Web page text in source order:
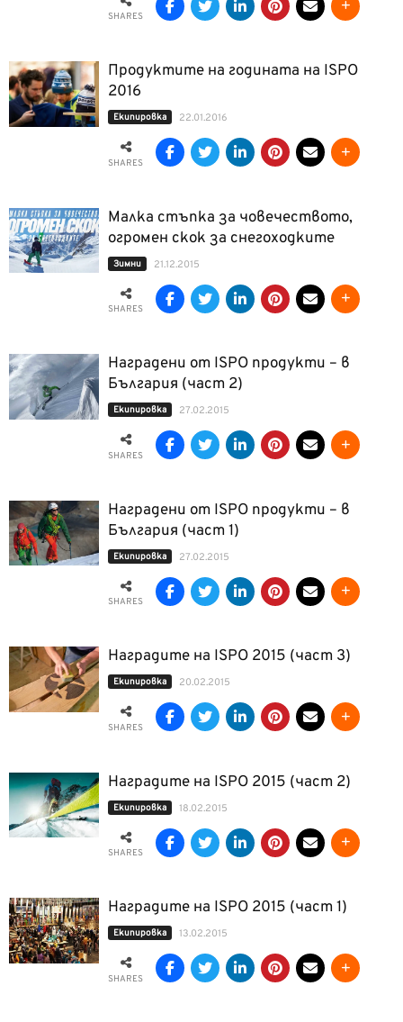
SHARES
Продуктите на годината на ISPO
2016
Екипировка 22.01.2016
SHARES
Малка стъпка за човечеството,
огромен скок за снегоходките
Зимни 21.12.2015
SHARES
Наградени от ISPO продукти – в
България (част 2)
Екипировка 27.02.2015
SHARES
Наградени от ISPO продукти – в
България (част 1)
Екипировка 27.02.2015
SHARES
Наградите на ISPO 2015 (част 3)
Екипировка 20.02.2015
SHARES
Наградите на ISPO 2015 (част 2)
Екипировка 18.02.2015
SHARES
Наградите на ISPO 2015 (част 1)
Екипировка 13.02.2015
SHARES